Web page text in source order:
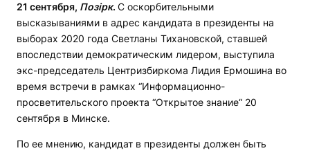
21 сентября, Позірк. С оскорбительными
высказываниями в адрес кандидата в президенты на
выборах 2020 года Светланы Тихановской, ставшей
впоследствии демократическим лидером, выступила
экс-председатель Центризбиркома Лидия Ермошина во
время встречи в рамках “Информационно-
просветительского проекта “Открытое знание“ 20
сентября в Минске.
По ее мнению, кандидат в президенты должен быть